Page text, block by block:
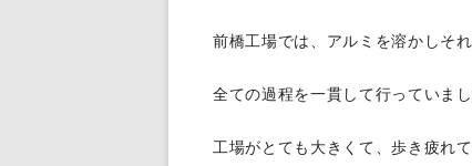
前橋工場では、アルミを溶かしそ
全ての過程を一貫して行っていま
工場がとても大きくて、歩き疲れ